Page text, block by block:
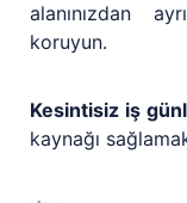
alanınızdan
koruyun.
Kesintisiz iş
kaynağı